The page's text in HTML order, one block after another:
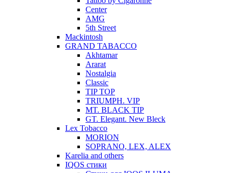
Center
AMG
5th Street
Mackintosh
GRAND TABACCO
Akhtamar
Ararat
Nostalgia
Classic
TIP TOP
TRIUMPH. VIP
MT. BLACK TIP
GT. Elegant. New Bleck
Lex Tobacco
MORION
SOPRANO, LEX, ALEX
Karelia and others
IQOS стики